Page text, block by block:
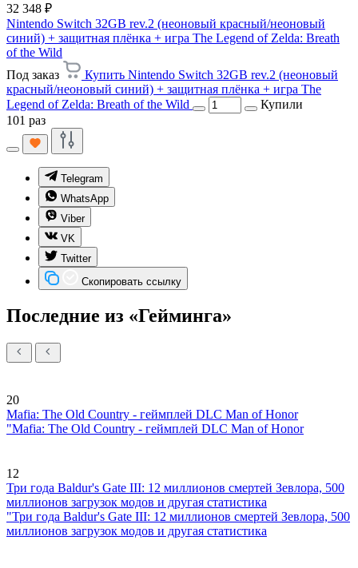
32 348 ₽
Nintendo Switch 32GB rev.2 (неоновый красный/неоновый
синий) + защитная плёнка + игра The Legend of Zelda: Breath
of the Wild
Под заказ
Купить Nintendo Switch 32GB rev.2 (неоновый
красный/неоновый синий) + защитная плёнка + игра The
Legend of Zelda: Breath of the Wild
Купили
101 раз
Telegram
WhatsApp
Viber
VK
Twitter
Скопировать ссылку
Последние из «Гейминга»
20
Mafia: The Old Country - геймплей DLC Man of Honor
"Mafia: The Old Country - геймплей DLC Man of Honor
12
Три года Baldur's Gate III: 12 миллионов смертей Зевлора, 500
миллионов загрузок модов и другая статистика
"Три года Baldur's Gate III: 12 миллионов смертей Зевлора, 500
миллионов загрузок модов и другая статистика